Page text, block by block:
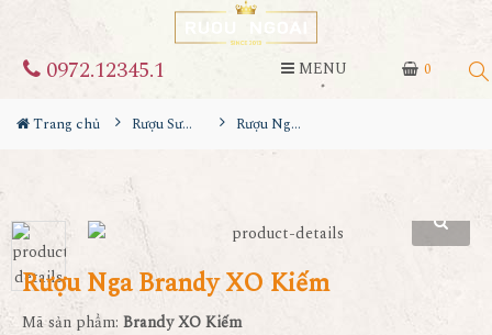
0
0972.12345.1 MENU
Trang chủ Rượu Sưu Tầm - Nga Rượu Nga Brandy XO Kiếm
Rượu Nga Brandy XO Kiếm
Mã sản phẩm: Brandy XO Kiếm